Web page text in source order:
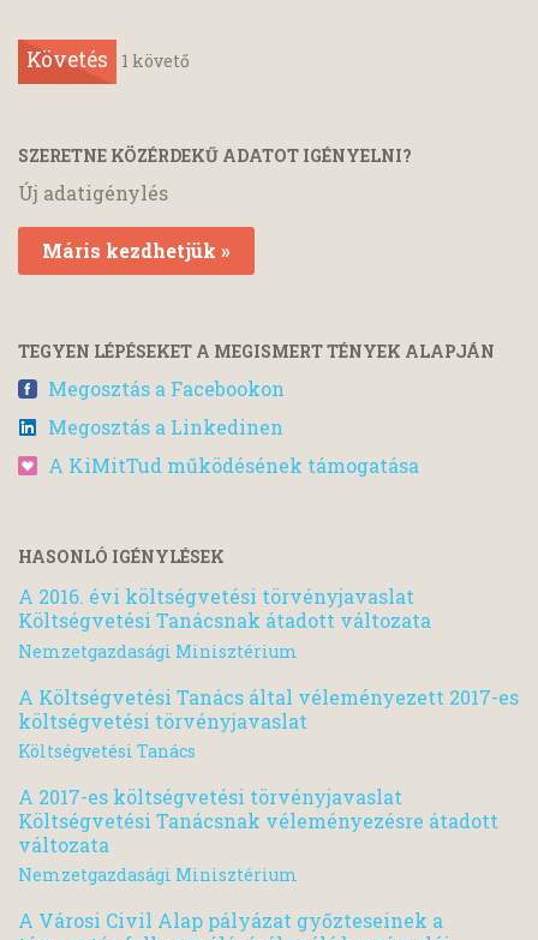
Követés 1 követő
SZERETNE KÖZÉRDEKŰ ADATOT IGÉNYELNI?
Új adatigénylés
Máris kezdhetjük »
TEGYEN LÉPÉSEKET A MEGISMERT TÉNYEK ALAPJÁN
Megosztás a Facebookon
Megosztás a Linkedinen
A KiMitTud működésének támogatása
HASONLÓ IGÉNYLÉSEK
A 2016. évi költségvetési törvényjavaslat
Költségvetési Tanácsnak átadott változata
Nemzetgazdasági Minisztérium
A Költségvetési Tanács által véleményezett 2017-es
költségvetési törvényjavaslat
Költségvetési Tanács
A 2017-es költségvetési törvényjavaslat
Költségvetési Tanácsnak véleményezésre átadott
változata
Nemzetgazdasági Minisztérium
A Városi Civil Alap pályázat győzteseinek a